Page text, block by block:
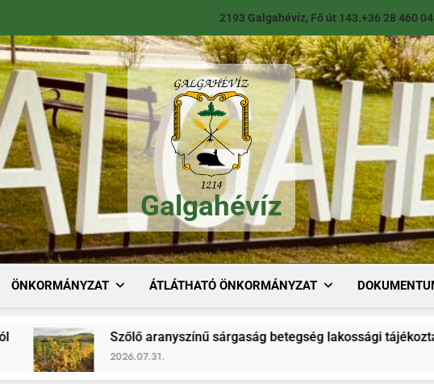
2193 Galgahévíz, Fő út 143.+36 28 460
Galgahévíz
Galgahévíz
ÖNKORMÁNYZAT ÁTLÁTHATÓ ÖNKORMÁNYZAT
Szőlő aranyszínű sárgaság betegség lakossági tájékoztató
2026.07.31.